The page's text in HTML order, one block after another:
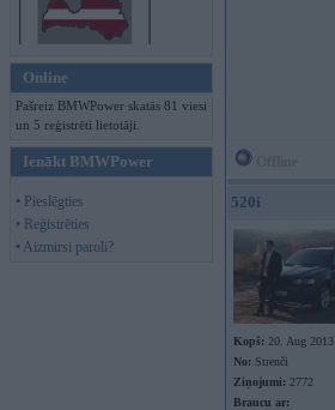
Online
Pašreiz BMWPower skatās 81 viesi
un 5 reģistrēti lietotāji.
Ienākt BMWPower
• Pieslēgties
• Reģistrēties
• Aizmirsi paroli?
520i
Kopš: 20. Aug 2013
No: Strenči
Ziņojumi: 2772
Braucu ar: